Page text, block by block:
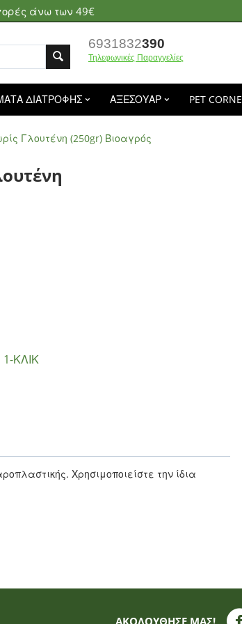
άνω των 49€
6931832390
Τηλεφωνικές Παραγγελίες
ΔΙΑΤΡΟΦΗΣ ΑΞΕΣΟΥΑΡ PET
Γλουτένη (250gr) Βιοαγρός
ΚΛΙΚ
Χρησιμοποιείστε την ίδια
ΑΚΟΛΟΥΘΗΣΈ ΜΑΣ!